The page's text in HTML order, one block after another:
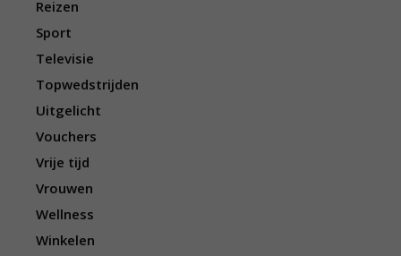
Reizen
Sport
Televisie
Topwedstrijden
Uitgelicht
Vouchers
Vrije tijd
Vrouwen
Wellness
Winkelen